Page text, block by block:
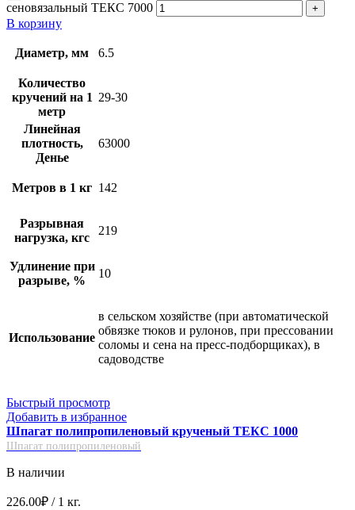
сеновязальный ТЕКС 7000
В корзину
Диаметр, мм 6.5
Количество
кручений на 1
метр
29-30
Линейная
плотность,
Денье
63000
Метров в 1 кг 142
Разрывная
нагрузка, кгс
219
Удлинение при
разрыве, %
10
Использование
в сельском хозяйстве (при автоматической
обвязке тюков и рулонов, при прессовании
соломы и сена на пресс-подборщиках), в
садоводстве
Быстрый просмотр
Добавить в избранное
Шпагат полипропиленовый крученый ТЕКС 1000
Шпагат полипропиленовый
В наличии
226.00₽ / 1 кг.